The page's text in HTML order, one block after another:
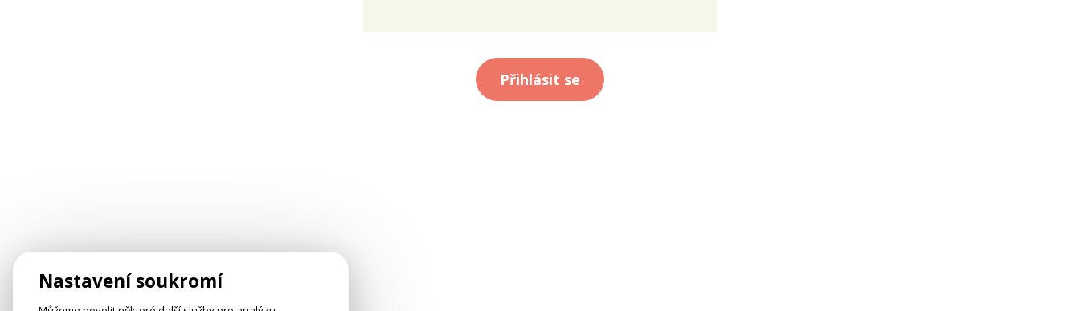
Přihlásit se
Nastavení soukromí